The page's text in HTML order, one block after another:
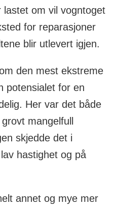
om vil vogntoget
for reparasjoner
blir utlevert igjen.
den mest ekstreme
potensialet for en
Her var det både
mangelfull
skjedde det i
hastighet og på
annet og mye mer